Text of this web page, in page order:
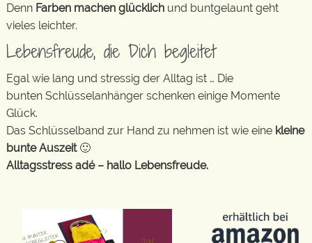
Denn Farben machen glücklich und buntgelaunt geht
vieles leichter.
Lebensfreude, die Dich begleitet
Egal wie lang und stressig der Alltag ist … Die
bunten Schlüsselanhänger schenken einige Momente
Glück.
Das Schlüsselband zur Hand zu nehmen ist wie eine kleine
bunte Auszeit🙂
Alltagsstress adé – hallo Lebensfreude.